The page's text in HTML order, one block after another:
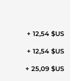
+ 12,54 $US
+ 12,54 $US
+ 25,09 $US